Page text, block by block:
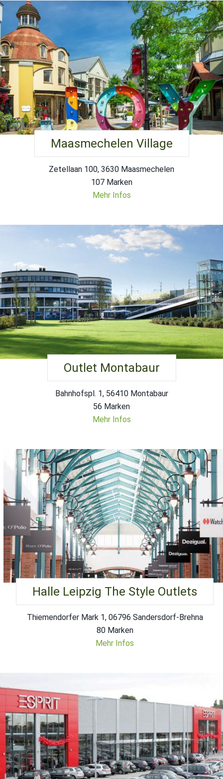
Maasmechelen Village
Zetellaan 100, 3630 Maasmechelen
107 Marken
Mehr Infos
Outlet Montabaur
Bahnhofspl. 1, 56410 Montabaur
56 Marken
Mehr Infos
Halle Leipzig The Style Outlets
Thiemendorfer Mark 1, 06796 Sandersdorf-Brehna
80 Marken
Mehr Infos